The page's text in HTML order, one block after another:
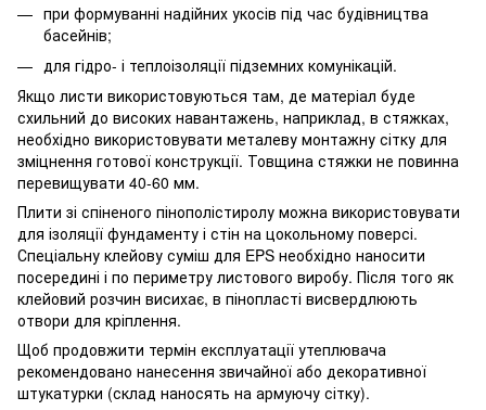
при формуванні надійних укосів під час будівництва
басейнів;
для гідро- і теплоізоляції підземних комунікацій.
Якщо листи використовуються там, де матеріал буде
схильний до високих навантажень, наприклад, в стяжках,
необхідно використовувати металеву монтажну сітку для
зміцнення готової конструкції. Товщина стяжки не повинна
перевищувати 40-60 мм.
Плити зі спіненого пінополістиролу можна використовувати
для ізоляції фундаменту і стін на цокольному поверсі.
Спеціальну клейову суміш для EPS необхідно наносити
посередині і по периметру листового виробу. Після того як
клейовий розчин висихає, в пінопласті висвердлюють
отвори для кріплення.
Щоб продовжити термін експлуатації утеплювача
рекомендовано нанесення звичайної або декоративної
штукатурки (склад наносять на армуючу сітку).